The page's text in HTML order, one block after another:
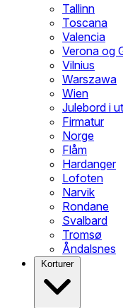
Tallinn
Toscana
Valencia
Verona og
Vilnius
Warszawa
Wien
Julebord i
Firmatur
Norge
Flåm
Hardanger
Lofoten
Narvik
Rondane
Svalbard
Tromsø
Åndalsnes
Korturer